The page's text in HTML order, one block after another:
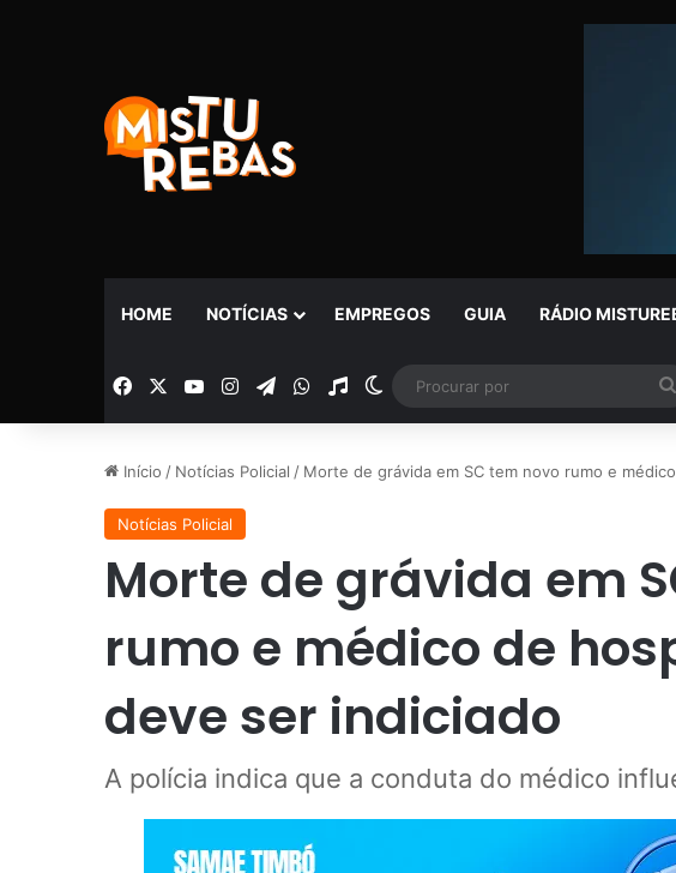
HOME NOTÍCIAS EMPREGOS GUIA RÁDIO
Facebook YouTubeInstagramTelegramWhatsApp
Rádio Switch skin
Início / Notícias Policial / Morte de grávida em SC tem novo rumo e
Notícias Policial
Morte de grávida em
rumo e médico de
deve ser indiciado
A polícia indica que a conduta do médico